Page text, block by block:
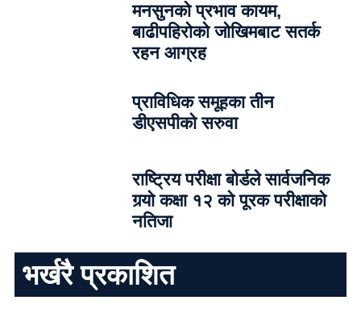
मनसुनको प्रभाव कायम,
बाढीपहिरोको जोखिमबाट सतर्क
रहन आग्रह
प्राविधिक समूहका तीन
डीएसपीको सरुवा
राष्ट्रिय परीक्षा बोर्डले सार्वजनिक
गर्‍यो कक्षा १२ को पूरक परीक्षाको
नतिजा
भर्खरै प्रकाशित